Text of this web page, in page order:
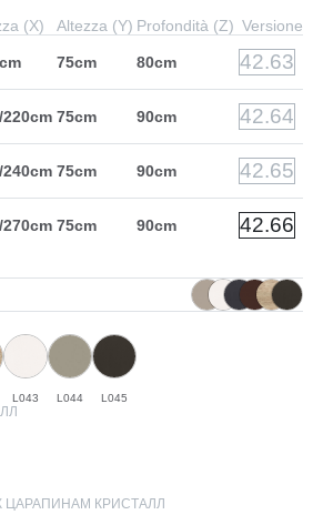
(X) Altezza (Y) Profondità (Z) Versione
75cm 80cm 42.63
220cm 75cm 90cm 42.64
240cm 75cm 90cm 42.65
270cm 75cm 90cm 42.66
L043 L044 L045
КРИСТАЛЛ